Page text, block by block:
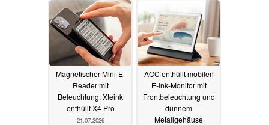
Magnetischer Mini-E-
Reader mit
Beleuchtung: Xteink
enthüllt X4 Pro
21.07.2026
AOC enthüllt mobilen
E-Ink-Monitor mit
Frontbeleuchtung und
dünnem
Metallgehäuse